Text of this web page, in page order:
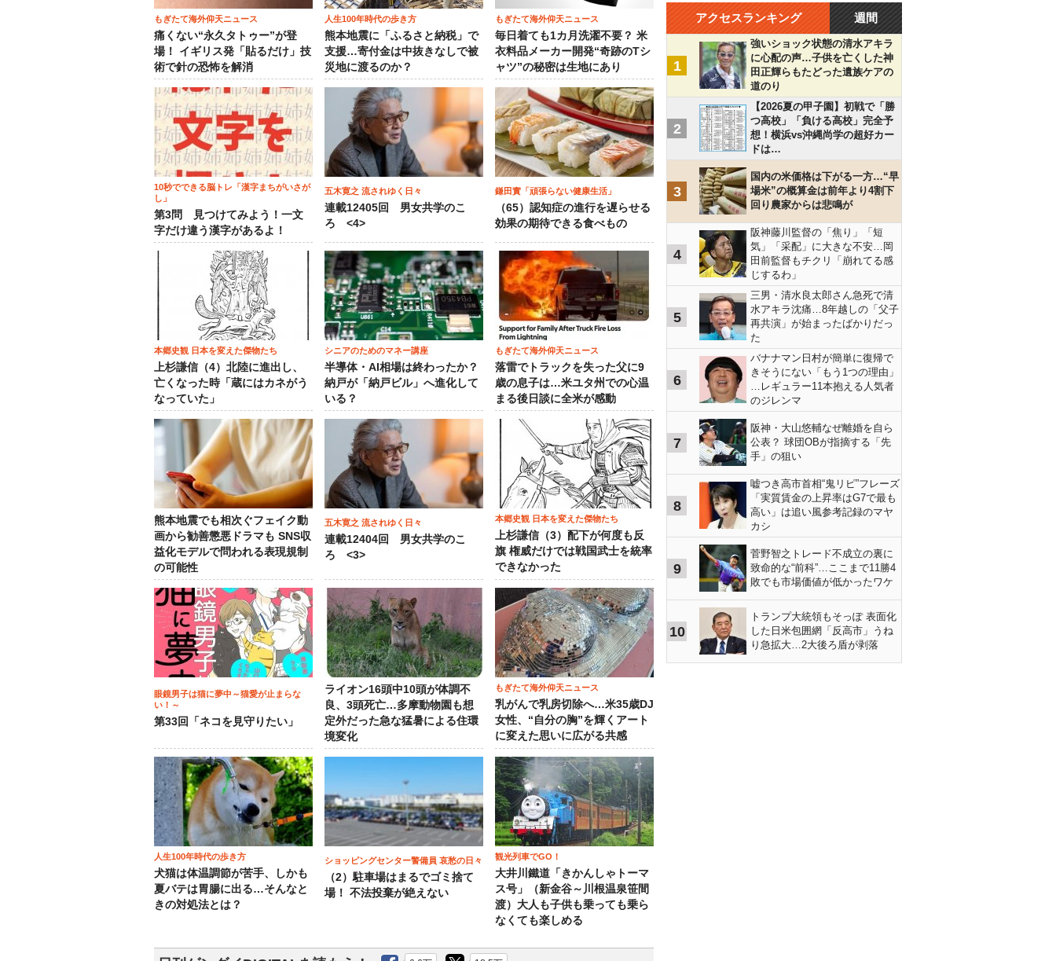
もぎたて海外仰天ニュース
痛くない“永久タトゥー”が登
場！ イギリス発「貼るだけ」技
術で針の恐怖を解消
人生100年時代の歩き方
熊本地震に「ふるさと納税」で
支援…寄付金は中抜きなしで被
災地に渡るのか？
もぎたて海外仰天ニュース
毎日着ても1カ月洗濯不要？ 米
衣料品メーカー開発“奇跡のTシ
ャツ”の秘密は生地にあり
10秒でできる脳トレ「漢字まちがいさが
し」
第3問 見つけてみよう！一文
字だけ違う漢字があるよ！
五木寛之 流されゆく日々
連載12405回 男女共学のこ
ろ <4>
鎌田實「頑張らない健康生活」
（65）認知症の進行を遅らせる
効果の期待できる食べもの
本郷史観 日本を変えた傑物たち
上杉謙信（4）北陸に進出し、
亡くなった時「蔵にはカネがう
なっていた」
シニアのためのマネー講座
半導体・AI相場は終わったか？
納戸が「納戸ビル」へ進化して
いる？
もぎたて海外仰天ニュース
落雷でトラックを失った父に9
歳の息子は…米ユタ州での心温
まる後日談に全米が感動
熊本地震でも相次ぐフェイク動
画から勧善懲悪ドラマも SNS収
益化モデルで問われる表現規制
の可能性
五木寛之 流されゆく日々
連載12404回 男女共学のこ
ろ <3>
本郷史観 日本を変えた傑物たち
上杉謙信（3）配下が何度も反
旗 権威だけでは戦国武士を統率
できなかった
眼鏡男子は猫に夢中～猫愛が止まらな
い！～
第33回「ネコを見守りたい」
ライオン16頭中10頭が体調不
良、3頭死亡…多摩動物園も想
定外だった急な猛暑による住環
境変化
もぎたて海外仰天ニュース
乳がんで乳房切除へ…米35歳DJ
女性、“自分の胸”を輝くアート
に変えた思いに広がる共感
人生100年時代の歩き方
犬猫は体温調節が苦手、しかも
夏バテは胃腸に出る…そんなと
きの対処法とは？
ショッピングセンター警備員 哀愁の日々
（2）駐車場はまるでゴミ捨て
場！ 不法投棄が絶えない
観光列車でGO！
大井川鐵道「きかんしゃトーマ
ス号」（新金谷～川根温泉笹間
渡）大人も子供も乗っても乗ら
なくても楽しめる
アクセスランキング 週間
1
強いショック状態の清水アキラ
に心配の声…子供を亡くした神
田正輝らもたどった遺族ケアの
道のり
2
【2026夏の甲子園】初戦で「勝
つ高校」「負ける高校」完全予
想！横浜vs沖縄尚学の超好カー
ドは…
3
国内の米価格は下がる一方…“早
場米”の概算金は前年より4割下
回り農家からは悲鳴が
4
阪神藤川監督の「焦り」「短
気」「采配」に大きな不安…岡
田前監督もチクリ「崩れてる感
じするわ」
5
三男・清水良太郎さん急死で清
水アキラ沈痛…8年越しの「父子
再共演」が始まったばかりだっ
た
6
バナナマン日村が簡単に復帰で
きそうにない「もう1つの理由」
…レギュラー11本抱える人気者
のジレンマ
7
阪神・大山悠輔なぜ離婚を自ら
公表？ 球団OBが指摘する「先
手」の狙い
8
嘘つき高市首相“鬼リピ”フレーズ
「実質賃金の上昇率はG7で最も
高い」は追い風参考記録のマヤ
カシ
9
菅野智之トレード不成立の裏に
致命的な“前科”…ここまで11勝4
敗でも市場価値が低かったワケ
10
トランプ大統領もそっぽ 表面化
した日米包囲網「反高市」うね
り急拡大…2大後ろ盾が剥落